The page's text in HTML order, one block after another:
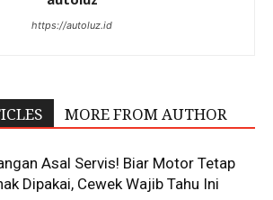
https://autoluz.id
MORE FROM AUTHOR
Asal Servis! Biar Motor Tetap
Dipakai, Cewek Wajib Tahu Ini